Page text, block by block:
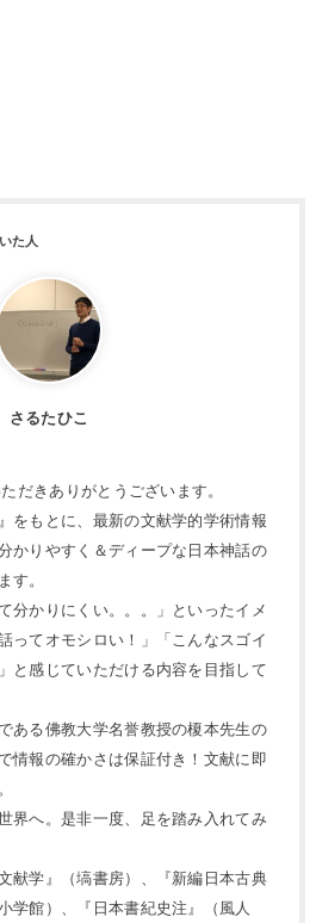
さるたひこ
だきありがとうございます。
をもとに、最新の文献学的学術情報
かりやすく＆ディープな日本神話の
。
分かりにくい。。。」といったイメ
ってオモシロい！」「こんなスゴイ
と感じていただける内容を目指して
ある佛教大学名誉教授の榎本先生の
情報の確かさは保証付き！文献に即
界へ。是非一度、足を踏み入れてみ
献学』（塙書房）、『新編日本古典
館）、『日本書紀史注』（風人